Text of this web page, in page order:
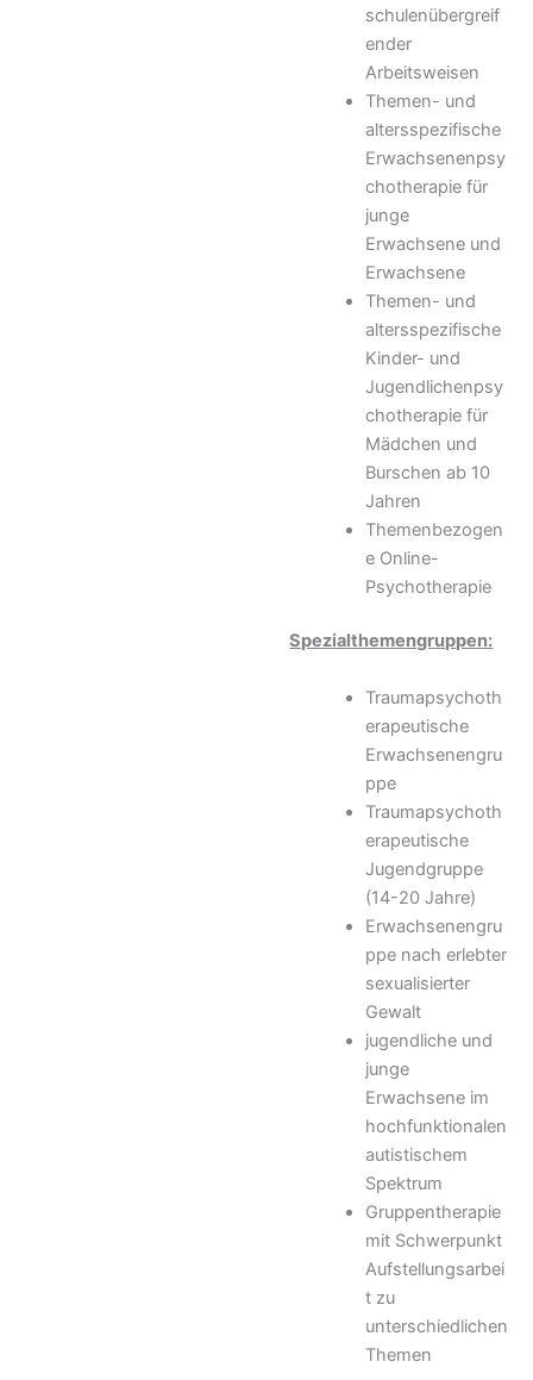
schulenübergreif
ender
Arbeitsweisen
Themen- und
altersspezifische
Erwachsenenpsy
chotherapie für
junge
Erwachsene und
Erwachsene
Themen- und
altersspezifische
Kinder- und
Jugendlichenpsy
chotherapie für
Mädchen und
Burschen ab 10
Jahren
Themenbezogen
e Online-
Psychotherapie
Spezialthemengruppen:
Traumapsychoth
erapeutische
Erwachsenengru
ppe
Traumapsychoth
erapeutische
Jugendgruppe
(14-20 Jahre)
Erwachsenengru
ppe nach erlebter
sexualisierter
Gewalt
jugendliche und
junge
Erwachsene im
hochfunktionalen
autistischem
Spektrum
Gruppentherapie
mit Schwerpunkt
Aufstellungsarbei
t zu
unterschiedlichen
Themen